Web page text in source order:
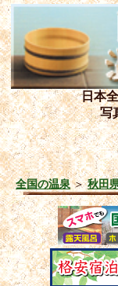
日本
写
全国の温泉＞秋田